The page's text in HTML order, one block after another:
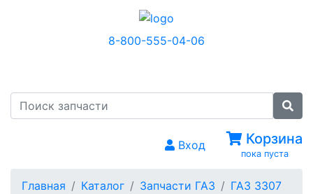
8-800-555-04-06
Вход Корзина
пока пуста
Главная Каталог Запчасти ГАЗ
ГАЗ 3307